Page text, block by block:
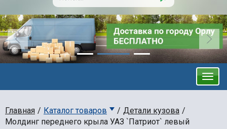
Главная Каталог товаров
Детали кузова
Молдинг переднего крыла УАЗ `Патриот` левый